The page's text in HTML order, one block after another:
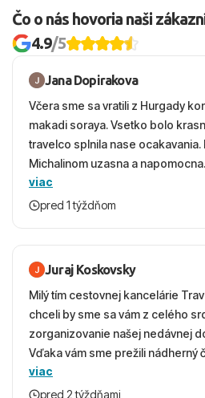
Čo o nás hovoria naši
4.9/5
Jana Dopirakova
Včera sme sa vratili z Hurgady
makadi soraya. Vsetko bolo
travelco splnila nase ocakavania.
Michalinom uzasna a
vecernych hodinach zaco sa
krasny, cisty. Sluzby top. Strava,
viac
pred 1 týždňom
Juraj Koskovsky
Milý tím cestovnej kancelárie
chceli by sme sa vám z celého
zorganizovanie našej nedávnej
Vďaka vám sme prežili nádherný
ešte dlho s úsmevom spomínať.
absolútne hladko – od prvotného
viac
pred 2 týždňami